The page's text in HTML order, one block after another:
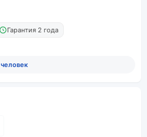
Гарантия 2 года
человек